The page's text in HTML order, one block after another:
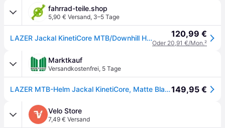
fahrrad-teile.shop
5,90 € Versand, 3–5 Tage
LAZER Jackal KinetiCore MTB/Downhill Helm S 52-56 cm - maximaler Trail-Schutz 120,99 €
Oder 20,91 €/Mon.²
Marktkauf
Versandkostenfrei, 5 Tage
LAZER MTB-Helm Jackal KinetiCore, Matte Black149,95 €
Velo Store
7,49 € Versand